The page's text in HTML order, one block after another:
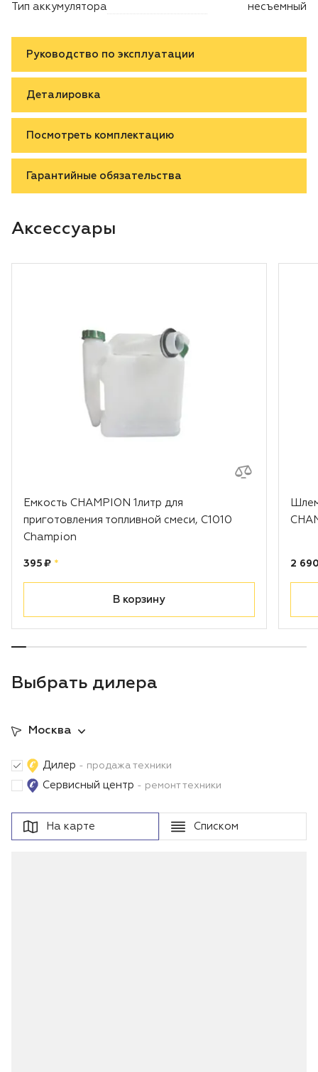
Тип аккумулятора
несъемный
Руководство по эксплуатации
Деталировка
Посмотреть комплектацию
Гарантийные обязательства
Аксессуары
Емкость CHAMPION 1литр для
приготовления топливной смеси, С1010
Champion
Цена:
395 ₽ рублей
*
В корзину
2
Выбрать дилера
Москва
Дилер - продажа техники
Сервисный центр - ремонт техники
На карте Списком